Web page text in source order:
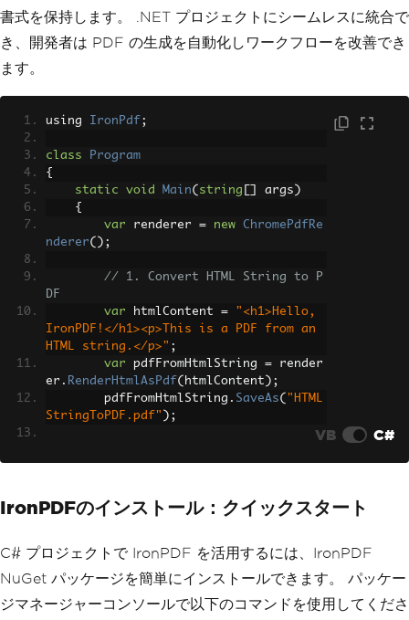
書式を保持します。 .NET プロジェクトにシームレスに統合で
き、開発者は PDF の生成を自動化しワークフローを改善でき
ます。
using IronPdf ;
class
Program
{
static
void Main( string args )
{
var renderer = new
ChromePdfRe
nderer();
// 1. Convert HTML String to P
DF
var htmlContent =
"<h1>Hello,
IronPDF!</h1><p>This is a PDF from an
HTML string.</p>" ;
var pdfFromHtmlString = render
er . RenderHtmlAsPdf( htmlContent );
        pdfFromHtmlString
. SaveAs( "HTML
StringToPDF.pdf" );
h to your HTML file
var
pdfFromHtmlFile =
rendere
        pdfFromHtmlFile
.SaveAs("HTMLFi
leToPDF.pdf" );
// 3. Convert URL to PDF
VB C#
IronPDFのインストール：クイックスタート
C# プロジェクトで IronPDF を活用するには、IronPDF
NuGet パッケージを簡単にインストールできます。 パッケー
ジマネージャーコンソールで以下のコマンドを使用してくださ